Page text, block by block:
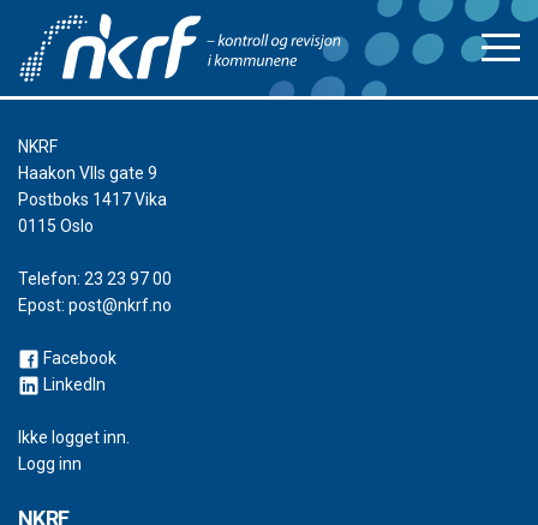
NKRF
Haakon VIIs gate 9
Postboks 1417 Vika
0115 Oslo
Telefon: 23 23 97 00
Epost: post@nkrf.no
Facebook
LinkedIn
Ikke logget inn.
Logg inn
NKRF